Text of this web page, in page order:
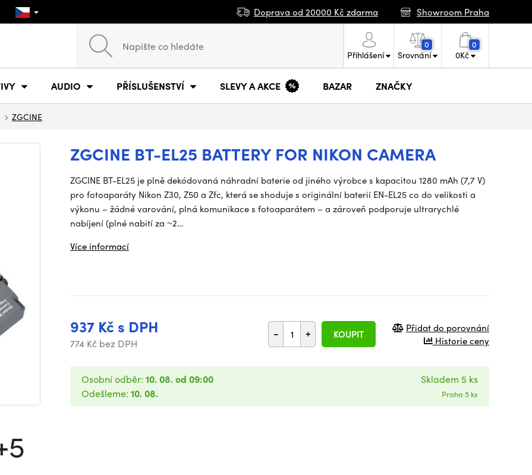
Doprava od 20000 Kč zdarma Showroom Praha
Přihlášení
0
Srovnání
0
0Kč
AUDIO PŘÍSLUŠENSTVÍ SLEVY A AKCE BAZAR ZNAČKY
ZGCINE
ZGCINE BT-EL25 BATTERY FOR NIKON CAMERA
ZGCINE BT-EL25 je plně dekódovaná náhradní baterie od jiného výrobce s kapacitou 1280 mAh (7,7 V)
pro fotoaparáty Nikon Z30, Z50 a Zfc, která se shoduje s originální baterií EN-EL25 co do velikosti a
výkonu – žádné varování, plná komunikace s fotoaparátem – a zároveň podporuje ultrarychlé
nabíjení (plné nabití za ~2…
Více informací
937 Kč s DPH
774 Kč bez DPH
- + KOUPIT
Přidat do porovnání
Historie ceny
Osobní odběr: 10. 08. od 09:00
Odešleme: 10. 08.
Skladem 5 ks
Praha 5 ks